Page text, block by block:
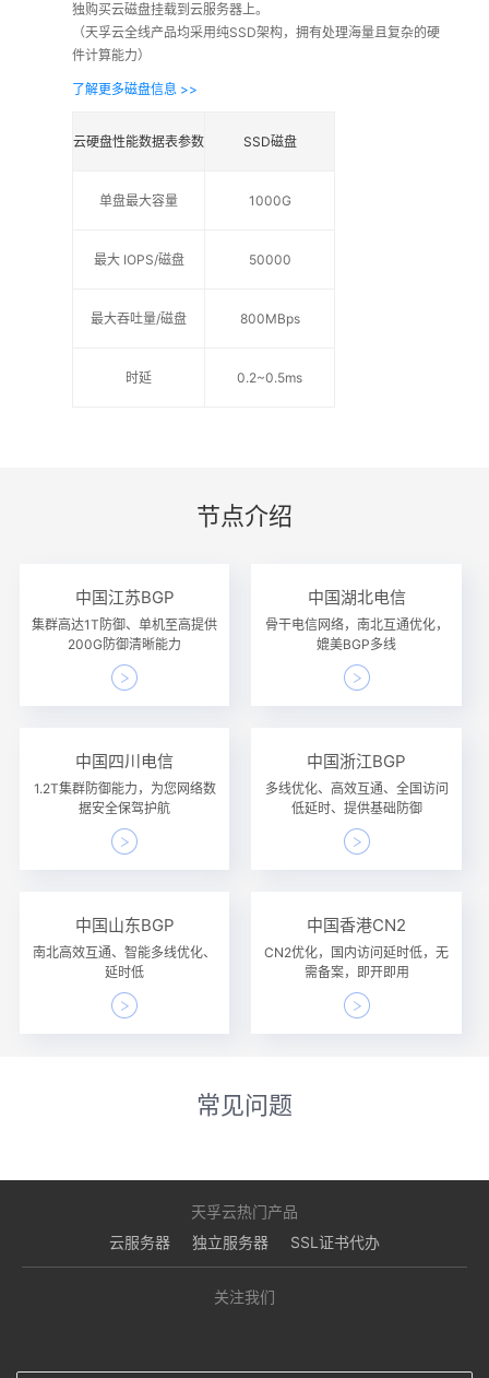
独购买云磁盘挂载到云服务器上。
（天孚云全线产品均采用纯SSD架构，拥有处理海量且复杂的硬
件计算能力）
了解更多磁盘信息 >>
云硬盘性能数据表参数 SSD磁盘
单盘最大容量 1000G
最大 IOPS/磁盘 50000
最大吞吐量/磁盘 800MBps
时延 0.2~0.5ms
节点介绍
中国江苏BGP
集群高达1T防御、单机至高提供
200G防御清晰能力
中国湖北电信
骨干电信网络，南北互通优化，
媲美BGP多线
中国四川电信
1.2T集群防御能力，为您网络数
据安全保驾护航
中国浙江BGP
多线优化、高效互通、全国访问
低延时、提供基础防御
中国山东BGP
南北高效互通、智能多线优化、
延时低
中国香港CN2
CN2优化，国内访问延时低，无
需备案，即开即用
常见问题
天孚云热门产品
云服务器
独立服务器 SSL证书代办
关注我们